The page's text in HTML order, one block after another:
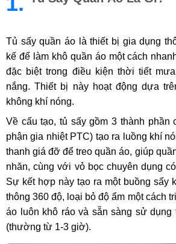
Tủ sấy quần áo là thiết bị gia dụng
kế để làm khô quần áo một cách
đặc biệt trong điều kiện thời tiết
nắng. Thiết bị này hoạt động dựa
không khí nóng.
Về cấu tạo, tủ sấy gồm 3 thành phần
phận gia nhiệt PTC) tạo ra luồng khí
thanh giá đỡ để treo quần áo, giúp
nhăn, cùng với vỏ bọc chuyên dụng
Sự kết hợp này tạo ra một buồng sấy
thông 360 độ, loại bỏ độ ẩm một cách
áo luôn khô ráo và sẵn sàng sử dụng
(thường từ 1-3 giờ).